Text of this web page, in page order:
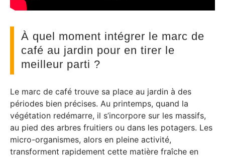
À quel moment intégrer le marc de
café au jardin pour en tirer le
meilleur parti ?
Le marc de café trouve sa place au jardin à des
périodes bien précises. Au printemps, quand la
végétation redémarre, il s’incorpore sur les massifs,
au pied des arbres fruitiers ou dans les potagers. Les
micro-organismes, alors en pleine activité,
transforment rapidement cette matière fraîche en